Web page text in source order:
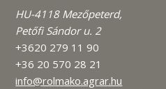
HU-4118 Mezőpeterd,
Petőfi Sándor u. 2
+3620 279 11 90
+36 20 570 28 21
info@rolmako.agrar.hu